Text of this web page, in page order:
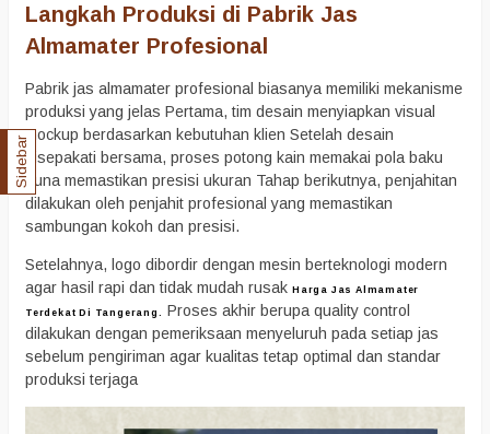
Langkah Produksi di Pabrik Jas
Almamater Profesional
Pabrik jas almamater profesional biasanya memiliki mekanisme
produksi yang jelas Pertama, tim desain menyiapkan visual
mockup berdasarkan kebutuhan klien Setelah desain
disepakati bersama, proses potong kain memakai pola baku
guna memastikan presisi ukuran Tahap berikutnya, penjahitan
dilakukan oleh penjahit profesional yang memastikan
sambungan kokoh dan presisi.
Setelahnya, logo dibordir dengan mesin berteknologi modern
agar hasil rapi dan tidak mudah rusak Harga Jas Almamater
Terdekat Di Tangerang. Proses akhir berupa quality control
dilakukan dengan pemeriksaan menyeluruh pada setiap jas
sebelum pengiriman agar kualitas tetap optimal dan standar
produksi terjaga
Sidebar